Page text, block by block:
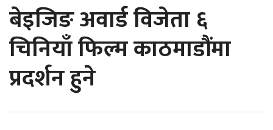
बेइजिङ अवार्ड विजेता ६
चिनियाँ फिल्म काठमाडौंमा
प्रदर्शन हुने